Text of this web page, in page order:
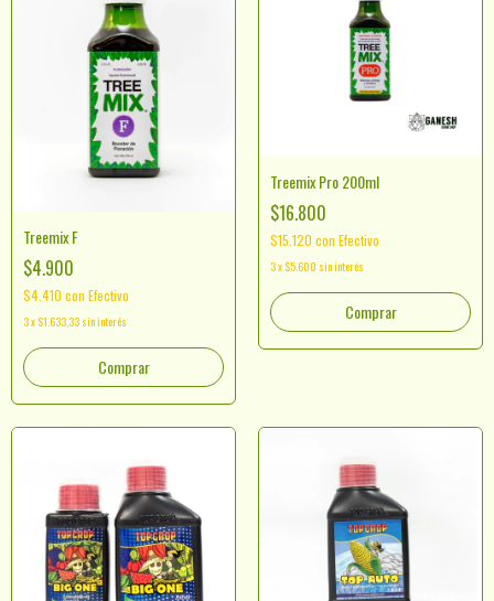
Treemix F
$4.900
$4.410 con Efectivo
3x $1.633,33 sin interés
Comprar
Treemix Pro 200ml
$16.800
$15.120 con Efectivo
3x $5.600 sin interés